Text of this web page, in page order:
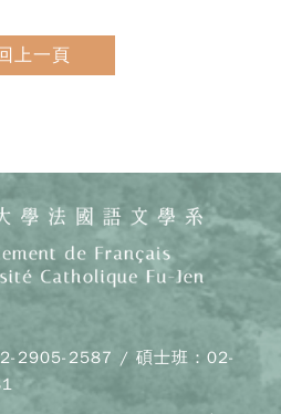
上一頁
2905-2587 / 碩士班：02-